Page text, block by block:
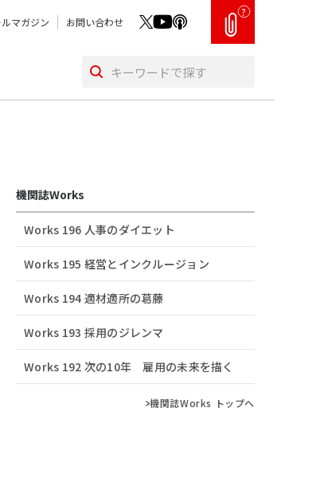
ルマガジン お問い合わせ
?
機関誌Works
Works 196 人事のダイエット
Works 195 経営とインクルージョン
Works 194 適材適所の葛󠄀藤
Works 193 採用のジレンマ
Works 192 次の10年 雇用の未来を描く
機関誌Works トップへ